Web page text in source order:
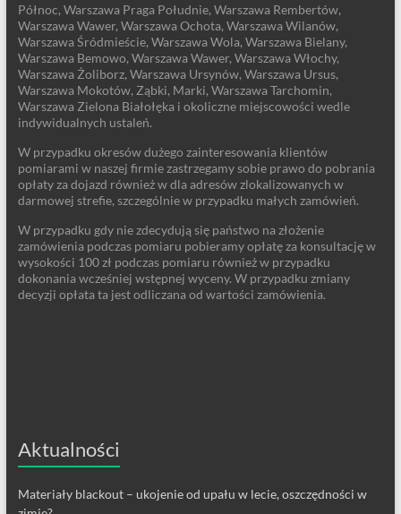
Północ, Warszawa Praga Południe, Warszawa Rembertów,
Warszawa Wawer, Warszawa Ochota, Warszawa Wilanów,
Warszawa Śródmieście, Warszawa Wola, Warszawa Bielany,
Warszawa Bemowo, Warszawa Wawer, Warszawa Włochy,
Warszawa Żoliborz, Warszawa Ursynów, Warszawa Ursus,
Warszawa Mokotów, Ząbki, Marki, Warszawa Tarchomin,
Warszawa Zielona Białołęka i okoliczne miejscowości wedle
indywidualnych ustaleń.
W przypadku okresów dużego zainteresowania klientów
pomiarami w naszej firmie zastrzegamy sobie prawo do pobrania
opłaty za dojazd również w dla adresów zlokalizowanych w
darmowej strefie, szczególnie w przypadku małych zamówień.
W przypadku gdy nie zdecydują się państwo na złożenie
zamówienia podczas pomiaru pobieramy opłatę za konsultację w
wysokości 100 zł podczas pomiaru również w przypadku
dokonania wcześniej wstępnej wyceny. W przypadku zmiany
decyzji opłata ta jest odliczana od wartości zamówienia.
Aktualności
Materiały blackout – ukojenie od upału w lecie, oszczędności w